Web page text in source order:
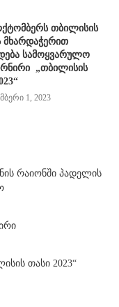
თბილისის
მხარდაჭერით
სამოყვარულო
„თბილისის
1, 2023
რაიონში პადელის
თასი 2023“